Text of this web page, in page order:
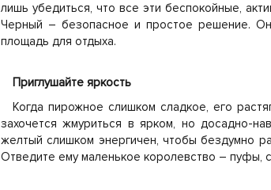
лишь убедиться, что все эти беспокойные,
Черный – безопасное и простое решение.
площадь для отдыха.
Приглушайте яркость
Когда пирожное слишком сладкое, его
захочется жмуриться в ярком, но досадно-
желтый слишком энергичен, чтобы бездумно
Отведите ему маленькое королевство – пуфы,